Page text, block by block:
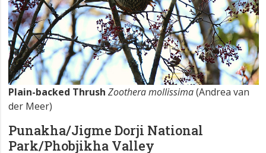
Plain-backed Thrush Zoothera mollissima(Andrea van
der Meer)
Punakha/Jigme Dorji National
Park/Phobjikha Valley